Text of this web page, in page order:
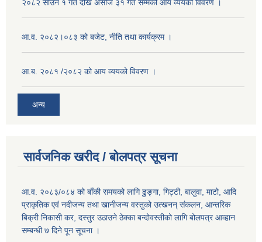
२०८२ साउन १ गते देखि असोज ३१ गते सम्मको आय व्ययको विवरण ।
आ.व. २०८२।०८३ को बजेट, नीति तथा कार्यक्रम ।
आ.ब. २०८१ /२०८२ को आय व्ययको विवरण ।
अन्य
सार्वजनिक खरीद / बोलपत्र सूचना
आ.व. २०८३/०८४ को बाँकी समयको लागि ढुङ्गा, गिट्टी, बालुवा, माटो, आदि
प्राकृतिक एवं नदीजन्य तथा खानीजन्य वस्तुको उत्खनन् संकलन, आन्तरिक
बिक्री निकासी कर, दस्तुर उठाउने ठेक्का बन्दोवस्तीको लागि बोलपत्र आव्हान
सम्बन्धी ७ दिने पून सूचना ।